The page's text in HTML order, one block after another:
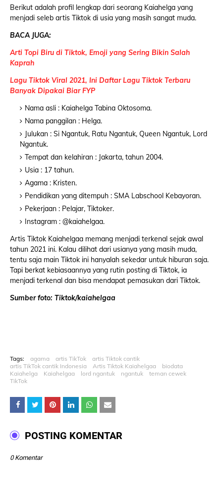
Berikut adalah profil lengkap dari seorang Kaiahelga yang
menjadi seleb artis Tiktok di usia yang masih sangat muda.
BACA JUGA:
Arti Topi Biru di Tiktok, Emoji yang Sering Bikin Salah
Kaprah
Lagu Tiktok Viral 2021, Ini Daftar Lagu Tiktok Terbaru
Banyak Dipakai Biar FYP
Nama asli : Kaiahelga Tabina Oktosoma.
Nama panggilan : Helga.
Julukan : Si Ngantuk, Ratu Ngantuk, Queen Ngantuk, Lord
Ngantuk.
Tempat dan kelahiran : Jakarta, tahun 2004.
Usia : 17 tahun.
Agama : Kristen.
Pendidikan yang ditempuh : SMA Labschool Kebayoran.
Pekerjaan : Pelajar, Tiktoker.
Instagram : @kaiahelgaa.
Artis Tiktok Kaiahelgaa memang menjadi terkenal sejak awal
tahun 2021 ini. Kalau dilihat dari usianya yang masih muda,
tentu saja main Tiktok ini hanyalah sekedar untuk hiburan saja.
Tapi berkat kebiasaannya yang rutin posting di Tiktok, ia
menjadi terkenal dan bisa mendapat pemasukan dari Tiktok.
Sumber foto: Tiktok/kaiahelgaa
Tags: agama artis TikTok
artis Tiktok cantik
artis TikTok cantik Indonesia
Artis Tiktok Kaiahelgaa
biodata
Kaiahelga
Kaiahelgaa lord ngantuk ngantuk
teman cewek
TikTok
POSTING KOMENTAR
0 Komentar